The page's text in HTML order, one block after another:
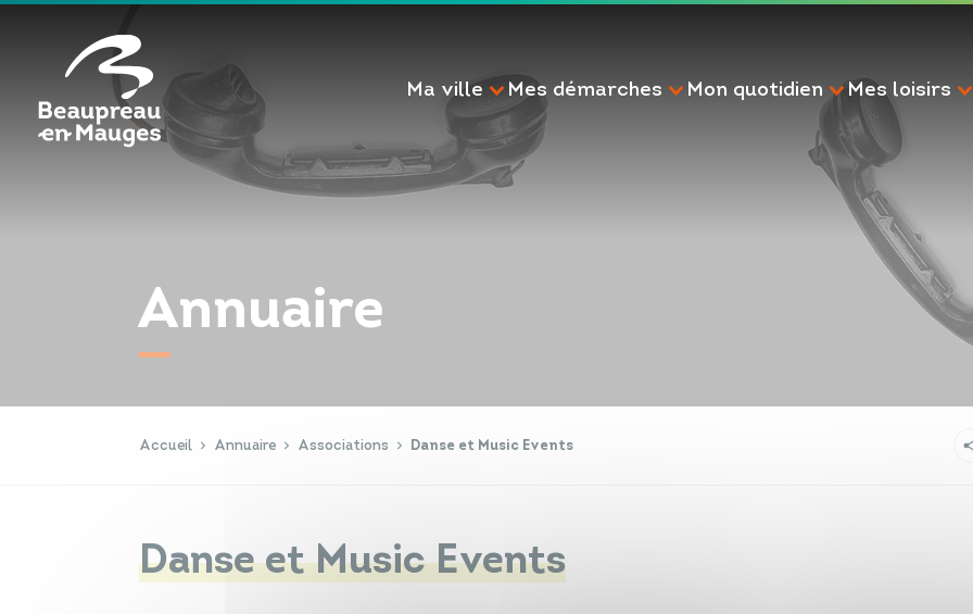
Ma ville Mes démarches Mon quotidien Mes loisirs
Annuaire
Accueil Annuaire Associations Danse et Music Events
Danse et Music Events
Cookies management panel